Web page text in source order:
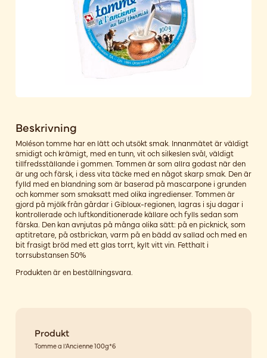
Beskrivning
Moléson tomme har en lätt och utsökt smak. Innanmätet är väldigt
smidigt och krämigt, med en tunn, vit och silkeslen svål, väldigt
tillfredsställande i gommen. Tommen är som allra godast när den
är ung och färsk, i dess vita täcke med en något skarp smak. Den är
fylld med en blandning som är baserad på mascarpone i grunden
och kommer som smaksatt med olika ingredienser. Tommen är
gjord på mjölk från gårdar i Gibloux-regionen, lagras i sju dagar i
kontrollerade och luftkonditionerade källare och fylls sedan som
färska. Den kan avnjutas på många olika sätt: på en picknick, som
aptitretare, på ostbrickan, varm på en bädd av sallad och med en
bit frasigt bröd med ett glas torrt, kylt vitt vin. Fetthalt i
torrsubstansen 50%
Produkten är en beställningsvara.
Produkt
Tomme a l'Ancienne 100g*6